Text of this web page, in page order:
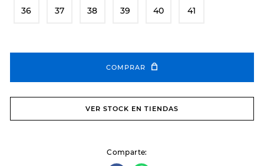
36 37 38 39 40 41
COMPRAR
VER STOCK EN TIENDAS
Comparte